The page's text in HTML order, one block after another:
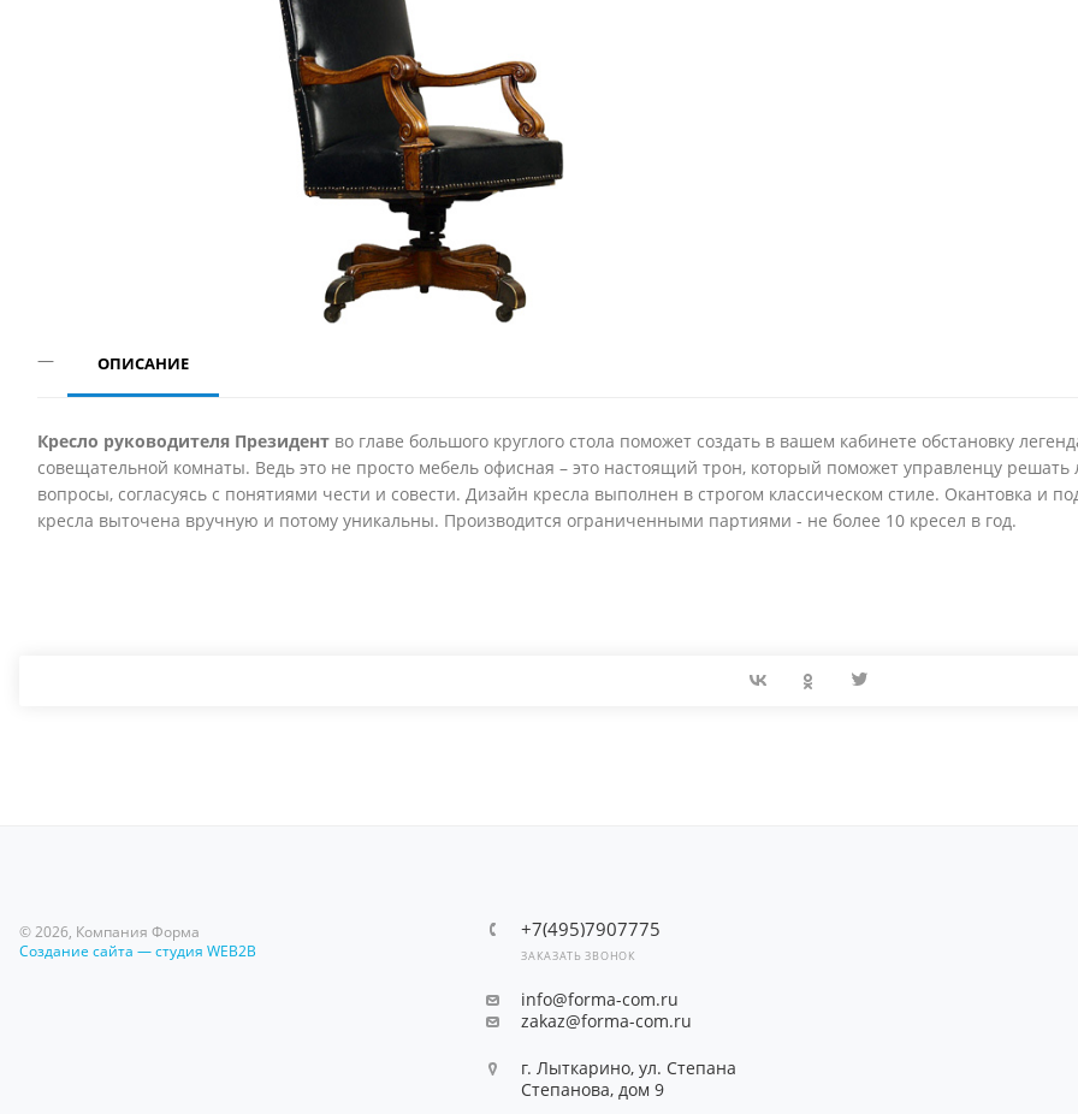
ОПИСАНИЕ
Кресло руководителя Президент во главе большого круглого стола поможет создать в вашем кабинете обстановку
совещательной комнаты. Ведь это не просто мебель офисная – это настоящий трон, который поможет управленцу
вопросы, согласуясь с понятиями чести и совести. Дизайн кресла выполнен в строгом классическом стиле. Окантовка и
кресла выточена вручную и потому уникальны. Производится ограниченными партиями - не более 10 кресел в год.
© 2026, Компания Форма
Создание сайта — студия WEB2B
+7(495)7907775
ЗАКАЗАТЬ ЗВОНОК
info@forma-com.ru
zakaz@forma-com.ru
г. Лыткарино, ул. Степана
Степанова, дом 9